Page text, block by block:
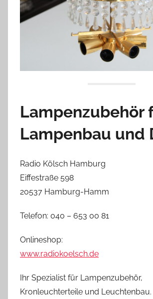
Lampenzubehör
Lampenbau und
Radio Kölsch Hamburg
Eiffestraße 598
20537 Hamburg-Hamm
Telefon: 040 – 653 00 81
Onlineshop:
www.radiokoelsch.de
Ihr Spezialist für Lampenzubehör,
Kronleuchterteile und Leuchtenbau.